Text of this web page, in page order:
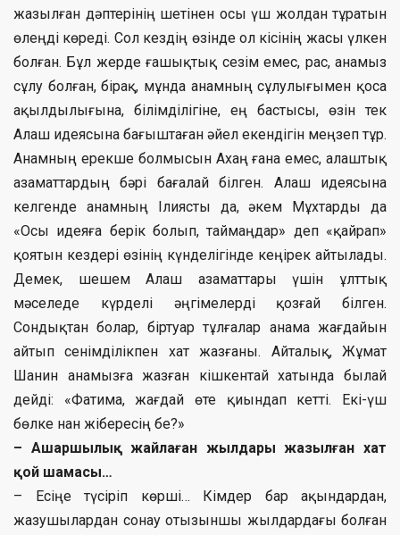
жазылған дәптерінің шетінен осы үш жолдан тұратын
өлеңді көреді. Сол кездің өзінде ол кісінің жасы үлкен
болған. Бұл жерде ғашықтық сезім емес, рас, анамыз
сұлу болған, бірақ, мұнда анамның сұлулығымен қоса
ақылдылығына, білімділігіне, ең бастысы, өзін тек
Алаш идеясына бағыштаған әйел екендігін меңзеп тұр.
Анамның ерекше болмысын Ахаң ғана емес, алаштық
азаматтардың бәрі бағалай білген. Алаш идеясына
келгенде анамның Ілиясты да, әкем Мұхтарды да
«Осы идеяға берік болып, таймаңдар» деп «қайрап»
қоятын кездері өзінің күнделігінде кеңірек айтылады.
Демек, шешем Алаш азаматтары үшін ұлттық
мәселеде күрделі әңгімелерді қозғай білген.
Сондықтан болар, біртуар тұлғалар анама жағдайын
айтып сенімділікпен хат жазғаны. Айталық, Жұмат
Шанин анамызға жазған кішкентай хатында былай
дейді: «Фатима, жағдай өте қиындап кетті. Екі-үш
бөлке нан жібересің бе?»
– Ашаршылық жайлаған жылдары жазылған хат
қой шамасы…
– Есіңе түсіріп көрші… Кімдер бар ақындардан,
жазушылардан сонау отызыншы жылдардағы болған